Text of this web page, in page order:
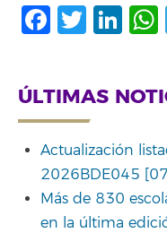
ÚLTIMAS
Actualización
2026BDE045
Más de 830
en la última